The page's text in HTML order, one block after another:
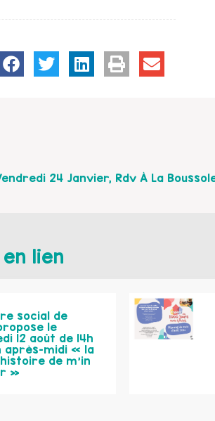
lien
social de
le
12 août de 14h
après-midi « la
de m’in
»